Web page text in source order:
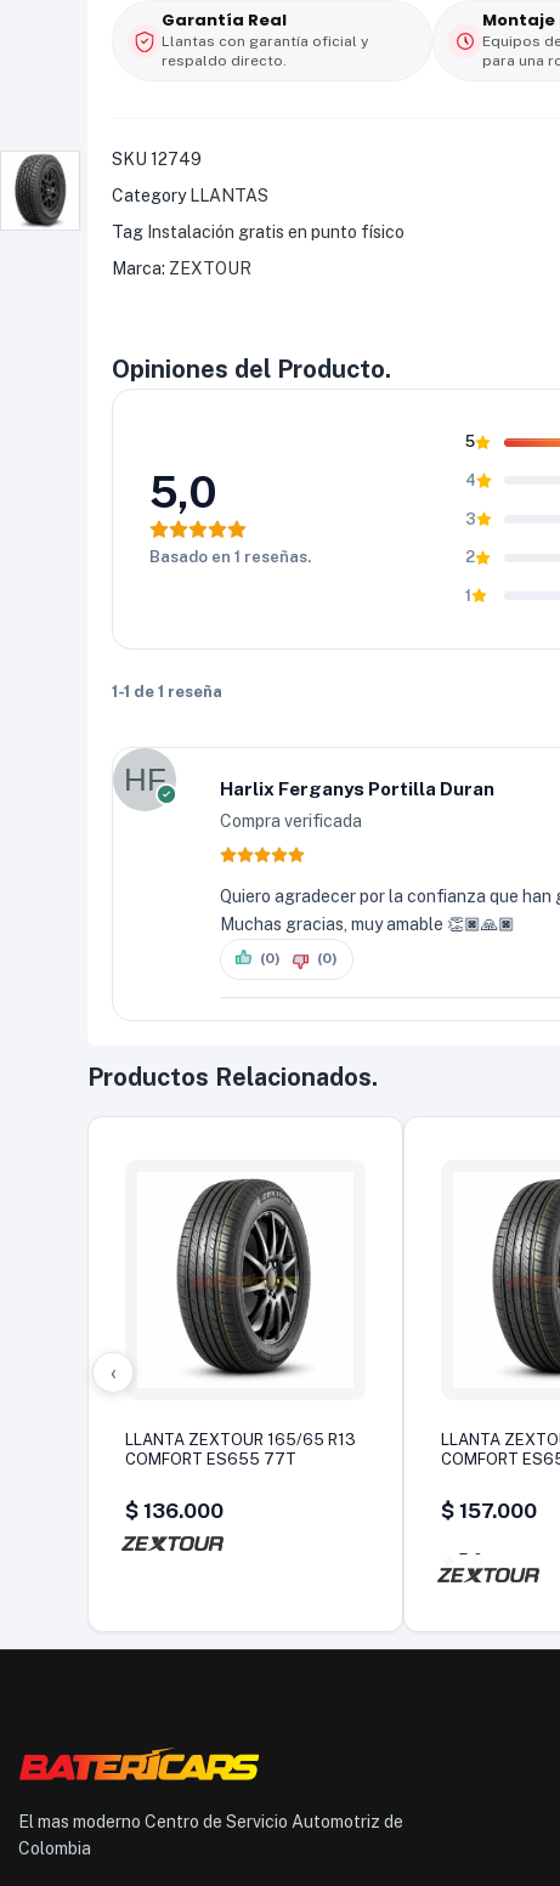
La distribución uniforme del desgaste ayuda a
contribuye a reducir vibraciones y ruido de
Garantía Real
Llantas con garantía oficial y
respaldo directo.
Montaje
Equipos
para una
SKU 12749
Category LLANTAS
Tag Instalación gratis en punto físico
Marca: ZEXTOUR
Opiniones del Producto.
5,0
Basado en 1 reseñas.
5
4
3
2
1
1-1 de 1 reseña
Harlix Ferganys Portilla Duran
Compra verificada
Quiero agradecer por la confianza que han
Muchas gracias, muy amable 👏🏿🙏🏿
(0) (0)
Productos Relacionados.
‹
LLANTA ZEXTOUR 165/65 R13
COMFORT ES655 77T
$ 136.000
LLANTA
COMFORT
$ 157.000
5,0
El mas moderno Centro de Servicio Automotriz de
Colombia